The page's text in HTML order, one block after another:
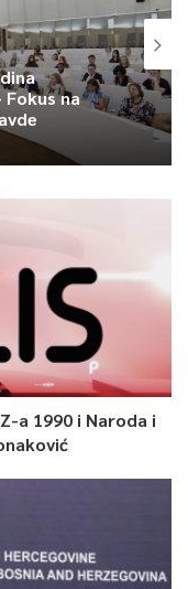
Sarajevo Naida
maternji jezik,
ugrožavati
mjera da nam
jezik što u nas usade
na koji
na
a 1990 i Naroda i